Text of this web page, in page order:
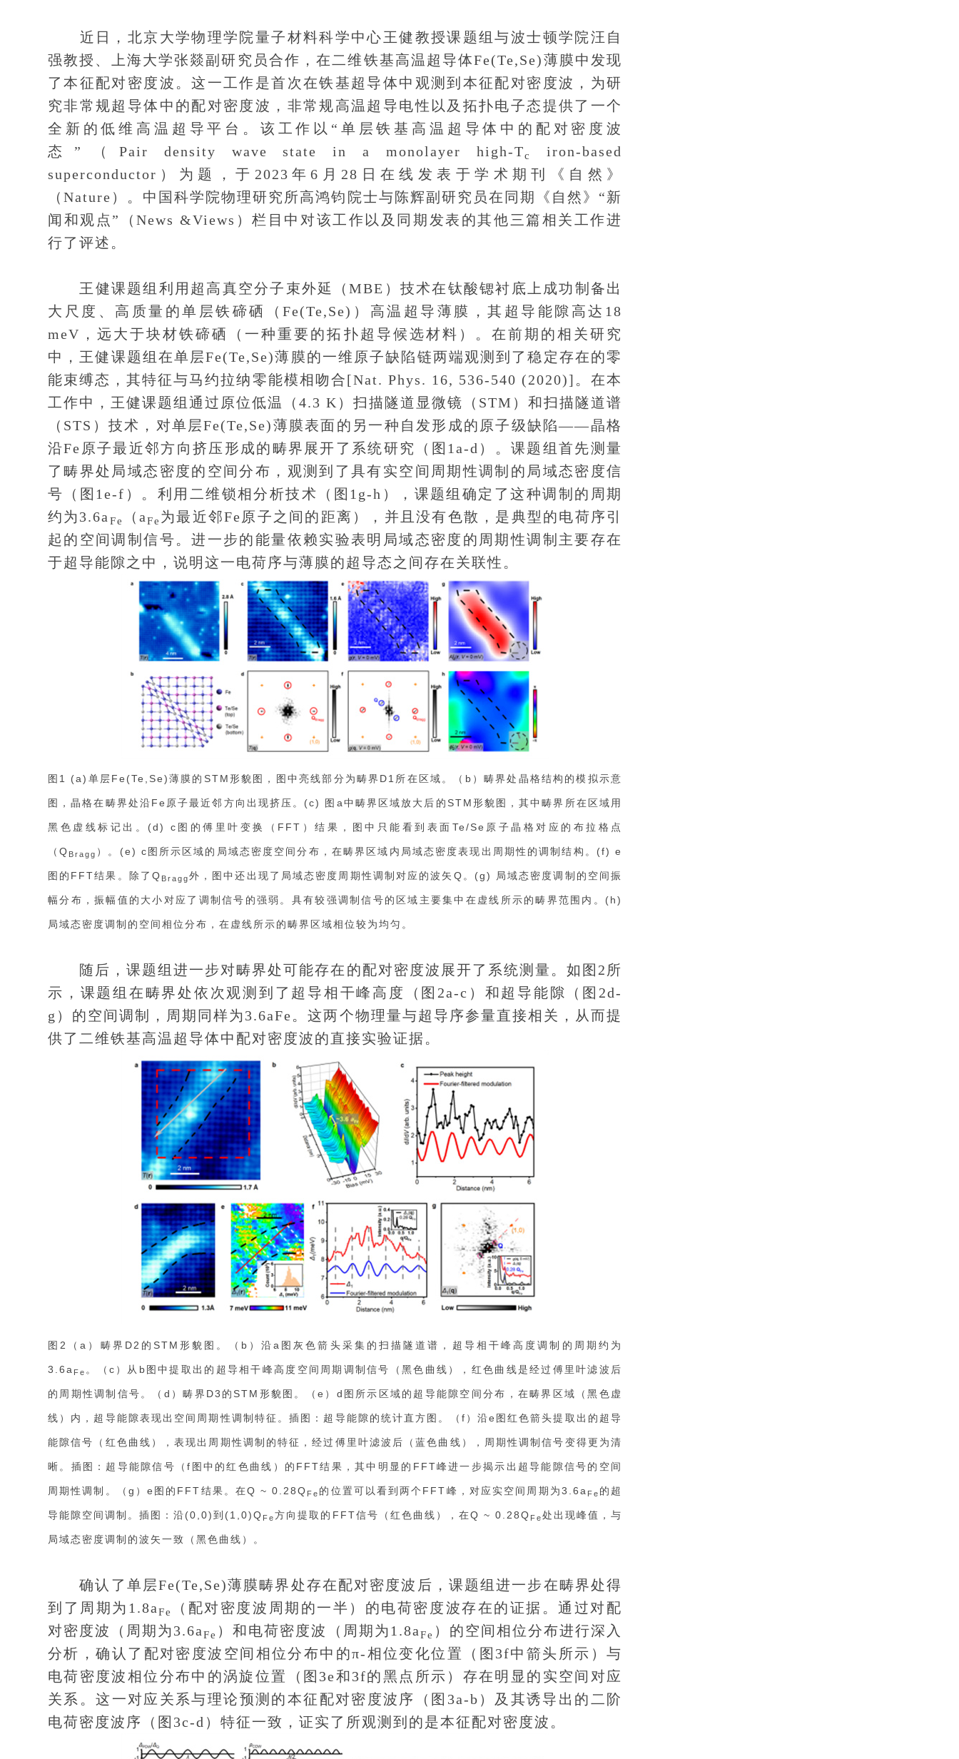
近日，北京大学物理学院量子材料科学中心王健教授课题组与波士顿学院汪自
强教授、上海大学张燚副研究员合作，在二维铁基高温超导体Fe(Te,Se)薄膜中发现
了本征配对密度波。这一工作是首次在铁基超导体中观测到本征配对密度波，为研
究非常规超导体中的配对密度波，非常规高温超导电性以及拓扑电子态提供了一个
全新的低维高温超导平台。该工作以“单层铁基高温超导体中的配对密度波
态”（Pair density wave state in a monolayer high-Tc
iron-based
superconductor）为题，于2023年6月28日在线发表于学术期刊《自然》
（Nature）。中国科学院物理研究所高鸿钧院士与陈辉副研究员在同期《自然》“新
闻和观点”（News &Views）栏目中对该工作以及同期发表的其他三篇相关工作进
行了评述。
王健课题组利用超高真空分子束外延（MBE）技术在钛酸锶衬底上成功制备出
大尺度、高质量的单层铁碲硒（Fe(Te,Se)）高温超导薄膜，其超导能隙高达18
meV，远大于块材铁碲硒（一种重要的拓扑超导候选材料）。在前期的相关研究
中，王健课题组在单层Fe(Te,Se)薄膜的一维原子缺陷链两端观测到了稳定存在的零
能束缚态，其特征与马约拉纳零能模相吻合[Nat. Phys. 16, 536-540 (2020)]。在本
工作中，王健课题组通过原位低温（4.3 K）扫描隧道显微镜（STM）和扫描隧道谱
（STS）技术，对单层Fe(Te,Se)薄膜表面的另一种自发形成的原子级缺陷——晶格
沿Fe原子最近邻方向挤压形成的畴界展开了系统研究（图1a-d）。课题组首先测量
了畴界处局域态密度的空间分布，观测到了具有实空间周期性调制的局域态密度信
号（图1e-f）。利用二维锁相分析技术（图1g-h），课题组确定了这种调制的周期
约为3.6a Fe （aFe 为最近邻Fe原子之间的距离），并且没有色散，是典型的电荷序引
起的空间调制信号。进一步的能量依赖实验表明局域态密度的周期性调制主要存在
于超导能隙之中，说明这一电荷序与薄膜的超导态之间存在关联性。
图1 (a)单层Fe(Te,Se)薄膜的STM形貌图，图中亮线部分为畴界D1所在区域。（b）畴界处晶格结构的模拟示意
图，晶格在畴界处沿Fe原子最近邻方向出现挤压。(c) 图a中畴界区域放大后的STM形貌图，其中畴界所在区域用
黑色虚线标记出。(d) c图的傅里叶变换（FFT）结果，图中只能看到表面Te/Se原子晶格对应的布拉格点
（Q Bragg ）。(e) c图所示区域的局域态密度空间分布，在畴界区域内局域态密度表现出周期性的调制结构。(f) e
图的FFT结果。除了Q Bragg外，图中还出现了局域态密度周期性调制对应的波矢Q。(g) 局域态密度调制的空间振
幅分布，振幅值的大小对应了调制信号的强弱。具有较强调制信号的区域主要集中在虚线所示的畴界范围内。(h)
局域态密度调制的空间相位分布，在虚线所示的畴界区域相位较为均匀。
随后，课题组进一步对畴界处可能存在的配对密度波展开了系统测量。如图2所
示，课题组在畴界处依次观测到了超导相干峰高度（图2a-c）和超导能隙（图2d-
g）的空间调制，周期同样为3.6aFe。这两个物理量与超导序参量直接相关，从而提
供了二维铁基高温超导体中配对密度波的直接实验证据。
图2（a）畴界D2的STM形貌图。（b）沿a图灰色箭头采集的扫描隧道谱，超导相干峰高度调制的周期约为
3.6a Fe 。（c）从b图中提取出的超导相干峰高度空间周期调制信号（黑色曲线），红色曲线是经过傅里叶滤波后
的周期性调制信号。（d）畴界D3的STM形貌图。（e）d图所示区域的超导能隙空间分布，在畴界区域（黑色虚
线）内，超导能隙表现出空间周期性调制特征。插图：超导能隙的统计直方图。（f）沿e图红色箭头提取出的超导
能隙信号（红色曲线），表现出周期性调制的特征，经过傅里叶滤波后（蓝色曲线），周期性调制信号变得更为清
晰。插图：超导能隙信号（f图中的红色曲线）的FFT结果，其中明显的FFT峰进一步揭示出超导能隙信号的空间
周期性调制。（g）e图的FFT结果。在Q ~ 0.28Q Fe 的位置可以看到两个FFT峰，对应实空间周期为3.6a Fe 的超
导能隙空间调制。插图：沿(0,0)到(1,0)Q Fe方向提取的FFT信号（红色曲线），在Q ~ 0.28Q Fe处出现峰值，与
局域态密度调制的波矢一致（黑色曲线）。
确认了单层Fe(Te,Se)薄膜畴界处存在配对密度波后，课题组进一步在畴界处得
到了周期为1.8aFe
（配对密度波周期的一半）的电荷密度波存在的证据。通过对配
对密度波（周期为3.6aFe ）和电荷密度波（周期为1.8aFe ）的空间相位分布进行深入
分析，确认了配对密度波空间相位分布中的π-相位变化位置（图3f中箭头所示）与
电荷密度波相位分布中的涡旋位置（图3e和3f的黑点所示）存在明显的实空间对应
关系。这一对应关系与理论预测的本征配对密度波序（图3a-b）及其诱导出的二阶
电荷密度波序（图3c-d）特征一致，证实了所观测到的是本征配对密度波。